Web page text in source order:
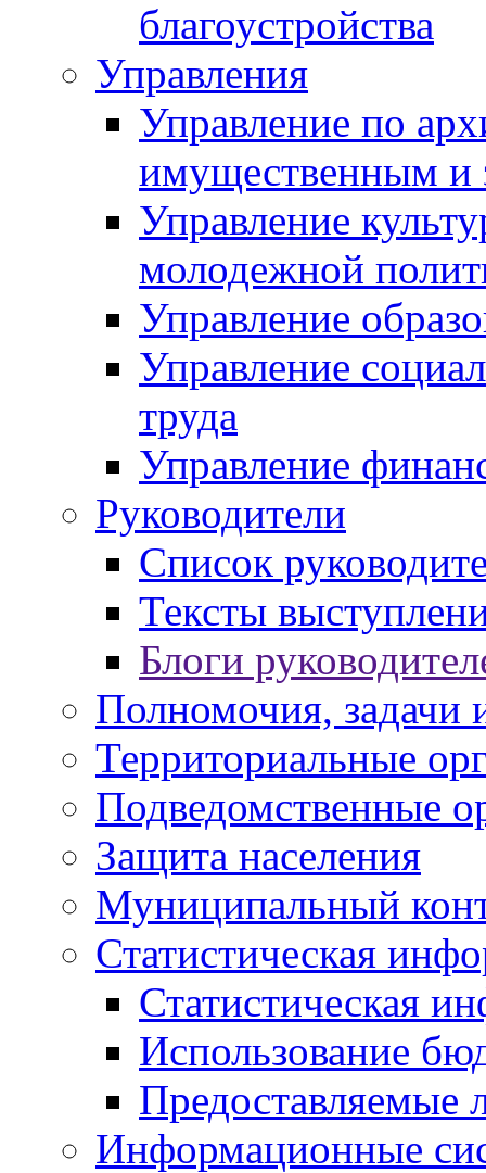
благоустройства
Управления
Управление по
имущественным и
Управление
молодежной
Управление
Управление
труда
Управление
Руководители
Список
Тексты
Блоги
Полномочия, задачи
Территориальные
Подведомственные
Защита населения
Муниципальный
Статистическая
Статистическая
Использование
Предоставляемые
Информационные